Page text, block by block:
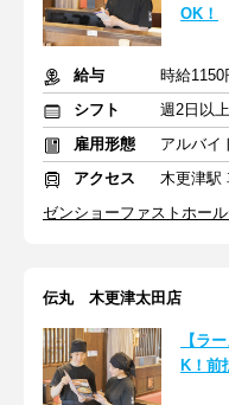
OK！
給与
時給
シフト
週2日以
雇用形態
アルバイ
アクセス
木更津駅
ゼンショーファストホー
伝丸 木更津太田店
【ラ
K！前